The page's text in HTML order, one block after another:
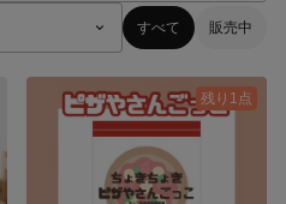
すべて 販売中
残り1点